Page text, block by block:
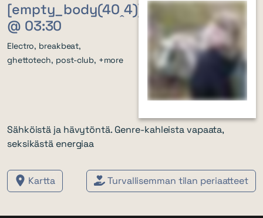
[empty_body(40ꞈ4)]
@ 03:30
Electro, breakbeat,
ghettotech, post-club, +more
Sähköistä ja hävytöntä. Genre-kahleista vapaata,
seksikästä energiaa
Kartta Turvallisemman tilan periaatteet